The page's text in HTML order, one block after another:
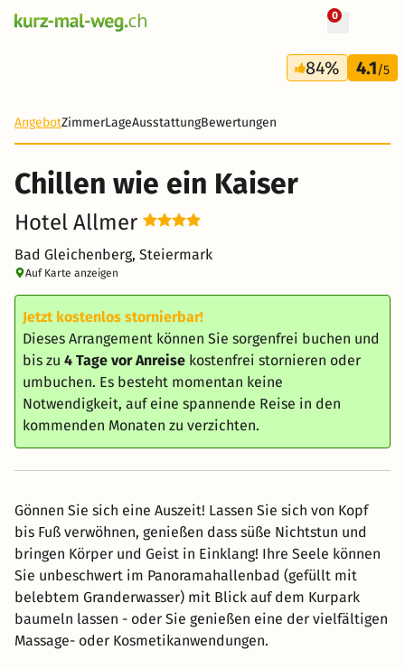
0
3 Tage
290 CHF
84% 4.1/5
AngebotZimmerLageAusstattungBewertungen
Chillen wie ein Kaiser
Hotel Allmer
Bad Gleichenberg, Steiermark
Auf Karte anzeigen
Jetzt kostenlos stornierbar!
Dieses Arrangement können Sie sorgenfrei buchen und
bis zu 4 Tage vor Anreise kostenfrei stornieren oder
umbuchen. Es besteht momentan keine
Notwendigkeit, auf eine spannende Reise in den
kommenden Monaten zu verzichten.
Gönnen Sie sich eine Auszeit! Lassen Sie sich von Kopf
bis Fuß verwöhnen, genießen dass süße Nichtstun und
bringen Körper und Geist in Einklang! Ihre Seele können
Sie unbeschwert im Panoramahallenbad (gefüllt mit
belebtem Granderwasser) mit Blick auf dem Kurpark
baumeln lassen - oder Sie genießen eine der vielfältigen
Massage- oder Kosmetikanwendungen.